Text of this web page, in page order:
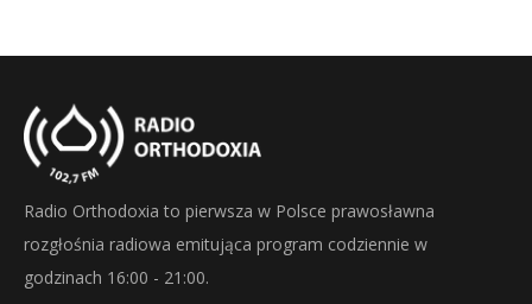
Radio Orthodoxia to pierwsza w Polsce prawosławna
rozgłośnia radiowa emitująca program codziennie w
godzinach 16:00 - 21:00.